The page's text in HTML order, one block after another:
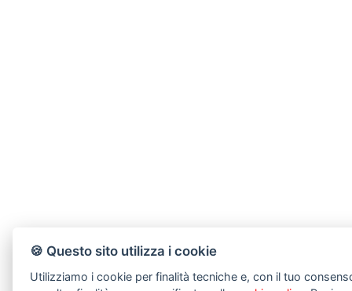
🍪 Questo sito utilizza i cookie
Utilizziamo i cookie per finalità tecniche e, con il tuo